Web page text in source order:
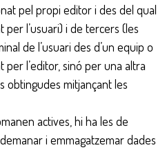
pel propi editor i des del qual
per l’usuari) i de tercers (les
de l’usuari des d’un equip o
l’editor, sinó per una altra
obtingudes mitjançant les
actives, hi ha les de
i emmagatzemar dades